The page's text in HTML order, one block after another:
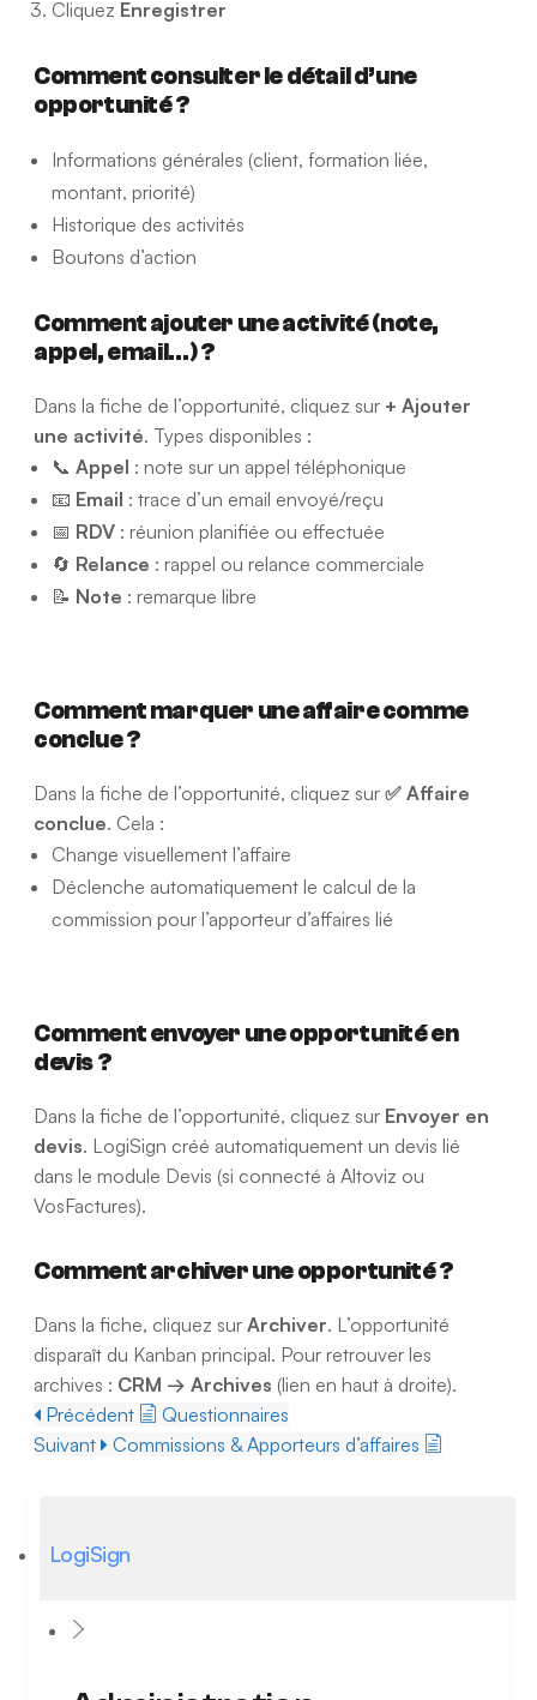
Cliquez Enregistrer
Comment consulter le détail d’une
opportunité ?
Informations générales (client, formation liée,
montant, priorité)
Historique des activités
Boutons d’action
Comment ajouter une activité (note,
appel, email…) ?
Dans la fiche de l’opportunité, cliquez sur + Ajouter
une activité. Types disponibles :
📞 Appel : note sur un appel téléphonique
📧 Email : trace d’un email envoyé/reçu
📅 RDV : réunion planifiée ou effectuée
🔄 Relance : rappel ou relance commerciale
📝 Note : remarque libre
Comment marquer une affaire comme
conclue ?
Dans la fiche de l’opportunité, cliquez sur ✅ Affaire
conclue. Cela :
Change visuellement l’affaire
Déclenche automatiquement le calcul de la
commission pour l’apporteur d’affaires lié
Comment envoyer une opportunité en
devis ?
Dans la fiche de l’opportunité, cliquez sur Envoyer en
devis. LogiSign créé automatiquement un devis lié
dans le module Devis (si connecté à Altoviz ou
VosFactures).
Comment archiver une opportunité ?
Dans la fiche, cliquez sur Archiver. L’opportunité
disparaît du Kanban principal. Pour retrouver les
archives : CRM → Archives (lien en haut à droite).
Précédent
Questionnaires
Suivant
Commissions & Apporteurs d’affaires
LogiSign